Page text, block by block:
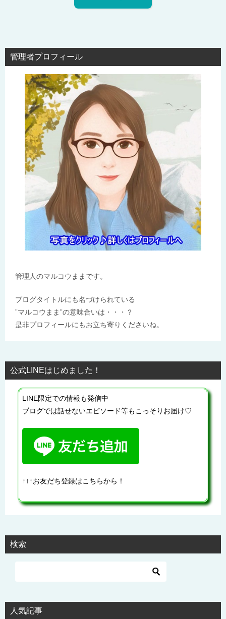
管理者プロフィール
管理人のマルコウままです。
ブログタイトルにも名づけられている
”マルコウまま”の意味合いは・・・？
是非プロフィールにもお立ち寄りくださいね。
公式LINEはじめました！
LINE限定での情報も発信中
ブログでは話せないエピソード等もこっそりお届け♡
↑↑↑お友だち登録はこちらから！
検索
人気記事